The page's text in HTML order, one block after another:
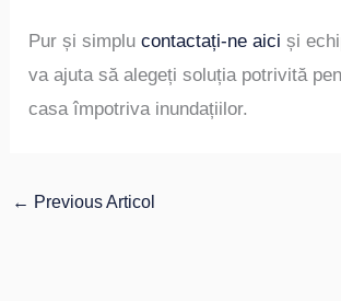
Pur și simplucontactați-ne aici și
va ajuta să alegeți soluția potrivită
casa împotriva inundațiilor.
← Previous Articol